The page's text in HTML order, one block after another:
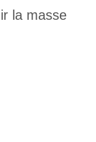
la masse